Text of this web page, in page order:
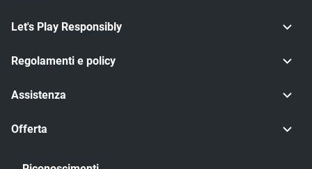
Let's Play Responsibly
Regolamenti e policy
Assistenza
Offerta